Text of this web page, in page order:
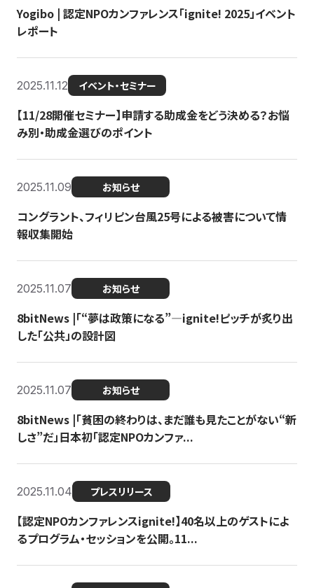
Yogibo | 認定NPOカンファレンス「ignite! 2025」イベント
レポート
2025.11.12 イベント・セミナー
【11/28開催セミナー】申請する助成金をどう決める？お悩
み別・助成金選びのポイント
2025.11.09 お知らせ
コングラント、フィリピン台風25号による被害について情
報収集開始
2025.11.07 お知らせ
8bitNews |「“夢は政策になる”—ignite!ピッチが炙り出
した「公共」の設計図
2025.11.07 お知らせ
8bitNews |「貧困の終わりは、まだ誰も見たことがない“新
しさ”だ」日本初「認定NPOカンファ...
2025.11.04 プレスリリース
【認定NPOカンファレンスignite!】40名以上のゲストによ
るプログラム・セッションを公開。11...